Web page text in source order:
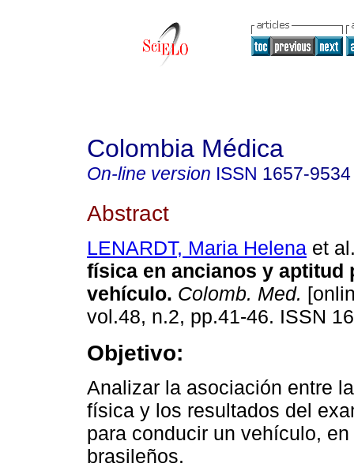
Colombia Médica
On-line version ISSN 1657-9534
Abstract
LENARDT, Maria Helena et
física en ancianos y aptitud
vehículo. Colomb. Med.
vol.48, n.2, pp.41-46. ISSN
Objetivo:
Analizar la asociación entre
física y los resultados del
para conducir un vehículo,
brasileños.